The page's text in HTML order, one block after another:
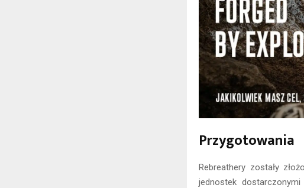
Przygotowania
Rebreathery zostały
jednostek